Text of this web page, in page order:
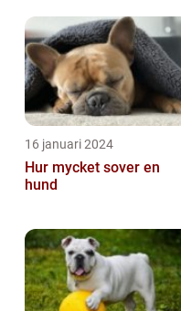
16 januari 2024
Hur mycket sover en
hund